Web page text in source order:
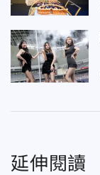
延伸閱讀